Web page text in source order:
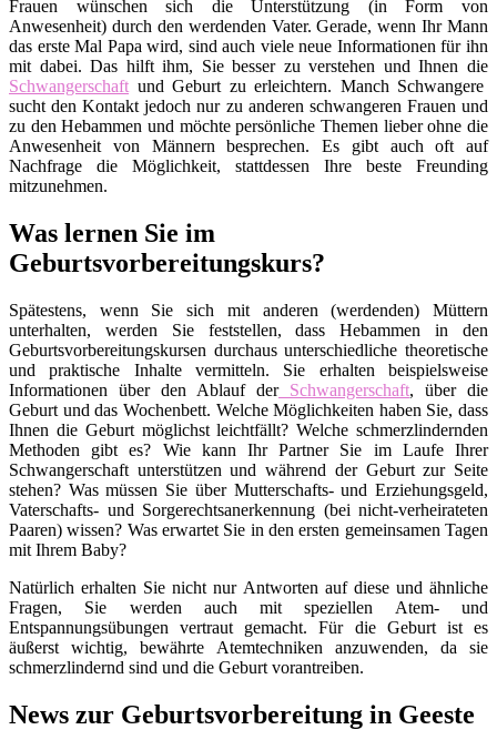
Frauen wünschen sich die Unterstützung (in Form von
Anwesenheit) durch den werdenden Vater. Gerade, wenn Ihr Mann
das erste Mal Papa wird, sind auch viele neue Informationen für ihn
mit dabei. Das hilft ihm, Sie besser zu verstehen und Ihnen die
Schwangerschaft und Geburt zu erleichtern. Manch Schwangere
sucht den Kontakt jedoch nur zu anderen schwangeren Frauen und
zu den Hebammen und möchte persönliche Themen lieber ohne die
Anwesenheit von Männern besprechen. Es gibt auch oft auf
Nachfrage die Möglichkeit, stattdessen Ihre beste Freunding
mitzunehmen.
Was lernen Sie im
Geburtsvorbereitungskurs?
Spätestens, wenn Sie sich mit anderen (werdenden) Müttern
unterhalten, werden Sie feststellen, dass Hebammen in den
Geburtsvorbereitungskursen durchaus unterschiedliche theoretische
und praktische Inhalte vermitteln. Sie erhalten beispielsweise
Informationen über den Ablauf derSchwangerschaft, über die
Geburt und das Wochenbett. Welche Möglichkeiten haben Sie, dass
Ihnen die Geburt möglichst leichtfällt? Welche schmerzlindernden
Methoden gibt es? Wie kann Ihr Partner Sie im Laufe Ihrer
Schwangerschaft unterstützen und während der Geburt zur Seite
stehen? Was müssen Sie über Mutterschafts- und Erziehungsgeld,
Vaterschafts- und Sorgerechtsanerkennung (bei nicht-verheirateten
Paaren) wissen? Was erwartet Sie in den ersten gemeinsamen Tagen
mit Ihrem Baby?
Natürlich erhalten Sie nicht nur Antworten auf diese und ähnliche
Fragen, Sie werden auch mit speziellen Atem- und
Entspannungsübungen vertraut gemacht. Für die Geburt ist es
äußerst wichtig, bewährte Atemtechniken anzuwenden, da sie
schmerzlindernd sind und die Geburt vorantreiben.
News zur Geburtsvorbereitung in Geeste